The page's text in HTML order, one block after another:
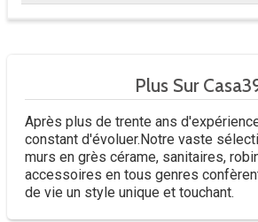
Plus Sur
Après plus de trente ans
constant d'évoluer.Notre vaste
murs en grès cérame, sanitaires,
accessoires en tous genres
de vie un style unique et touchant.